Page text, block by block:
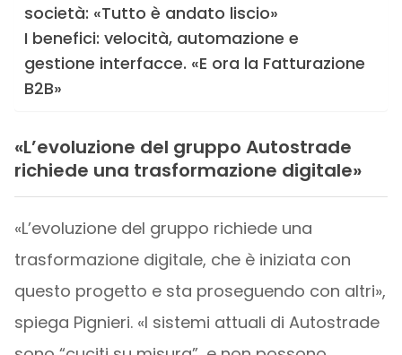
società: «Tutto è andato liscio»
I benefici: velocità, automazione e
gestione interfacce. «E ora la Fatturazione
B2B»
«L’evoluzione del gruppo Autostrade
richiede una trasformazione digitale»
«L’evoluzione del gruppo richiede una
trasformazione digitale, che è iniziata con
questo progetto e sta proseguendo con altri»,
spiega Pignieri. «I sistemi attuali di Autostrade